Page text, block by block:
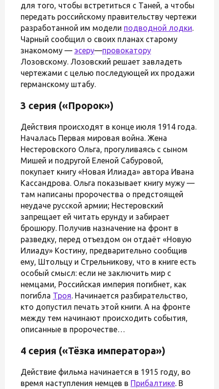
для того, чтобы встретиться с Таней, а чтобы
передать российскому правительству чертежи
разработанной им модели подводной лодки.
Чарный сообщил о своих планах старому
знакомому — эсеру—провокатору
Лозовскому. Лозовский решает завладеть
чертежами с целью последующей их продажи
германскому штабу.
3 серия («Пророк»)
Действия происходят в конце июля 1914 года.
Началась Первая мировая война. Жена
Нестеровского Ольга, прогуливаясь с сыном
Мишей и подругой Еленой Сабуровой,
покупает книгу «Новая Илиада» автора Ивана
Кассандрова. Ольга показывает книгу мужу —
там написаны пророчества о предстоящей
неудаче русской армии; Нестеровский
запрещает ей читать ерунду и забирает
брошюру. Получив назначение на фронт в
разведку, перед отъездом он отдаёт «Новую
Илиаду» Костину, предварительно сообщив
ему, Штольцу и Стрельникову, что в книге есть
особый смысл: если не заключить мир с
немцами, Российская империя погибнет, как
погибла Троя. Начинается разбирательство,
кто допустил печать этой книги. А на фронте
между тем начинают происходить события,
описанные в пророчестве…
4 серия («Тёзка императора»)
Действие фильма начинается в 1915 году, во
время наступления немцев в Прибалтике. В